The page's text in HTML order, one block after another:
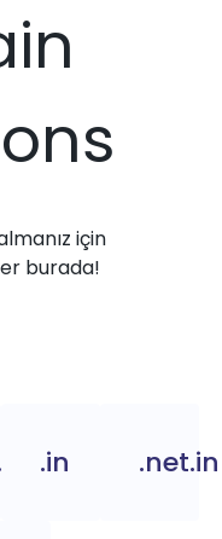
için
burada!
.in .net.in